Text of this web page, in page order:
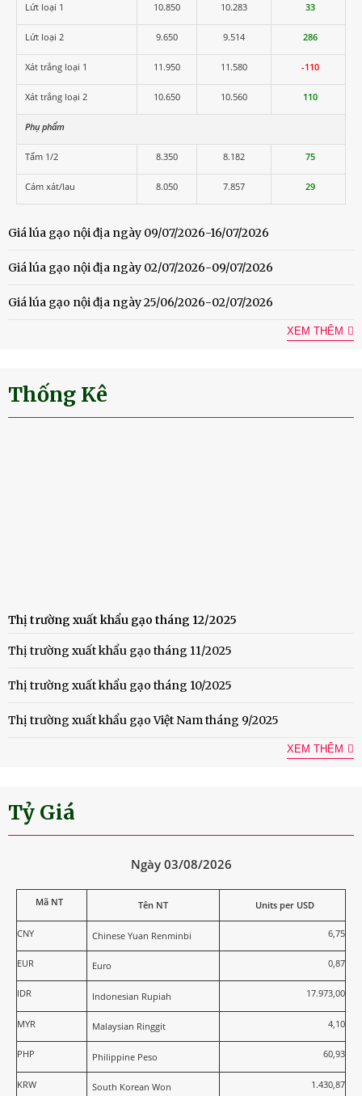
Lứt loại 1 10.850 10.283 33
Lứt loại 2 9.650 9.514 286
Xát trắng loại 1 11.950 11.580 -110
Xát trắng loại 2 10.650 10.560 110
Phụ phẩm
Tấm 1/2 8.350 8.182 75
Cám xát/lau 8.050 7.857 29
Giá lúa gạo nội địa ngày 09/07/2026-16/07/2026
Giá lúa gạo nội địa ngày 02/07/2026-09/07/2026
Giá lúa gạo nội địa ngày 25/06/2026-02/07/2026
XEM THÊM
Thống Kê
Thị trường xuất khẩu gạo tháng 12/2025
Thị trường xuất khẩu gạo tháng 11/2025
Thị trường xuất khẩu gạo tháng 10/2025
Thị trường xuất khẩu gạo Việt Nam tháng 9/2025
XEM THÊM
Tỷ Giá
Ngày 03/08/2026
Mã NT Tên NT Units per USD
CNY Chinese Yuan Renminbi 6,75
EUR Euro 0,87
IDR Indonesian Rupiah 17.973,00
MYR Malaysian Ringgit 4,10
PHP Philippine Peso 60,93
KRW South Korean Won 1.430,87